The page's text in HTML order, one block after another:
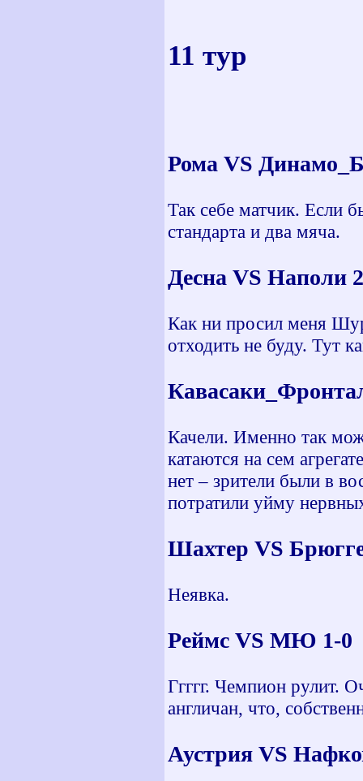
11 тур
Рома VS
Так себе матчик. Если
стандарта и два мяча.
Десна VS Наполи
Как ни просил меня
отходить не буду. Тут
Качели. Именно так
катаются на сем
нет – зрители были в
потратили уйму
Шахтер VS
Неявка.
Реймс VS МЮ 1-0
Ггггг. Чемпион рулит.
англичан, что,
Аустрия VS